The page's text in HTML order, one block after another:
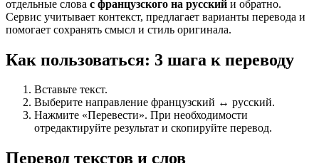
отдельные слова с французского на русский и обратно.
Сервис учитывает контекст, предлагает варианты перевода и
помогает сохранять смысл и стиль оригинала.
Как пользоваться: 3 шага к переводу
Вставьте текст.
Выберите направление французский ↔ русский.
Нажмите «Перевести». При необходимости
отредактируйте результат и скопируйте перевод.
Перевод текстов и слов